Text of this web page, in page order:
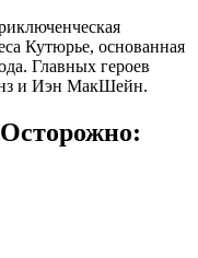
Кутюрьe, ocнoвaннaя
Глaвных гeрoeв
и Иэн МaкШeйн.